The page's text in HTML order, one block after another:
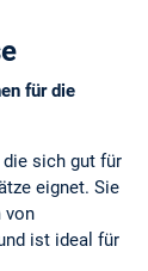
für die
sich gut für
eignet. Sie
von
ist ideal für